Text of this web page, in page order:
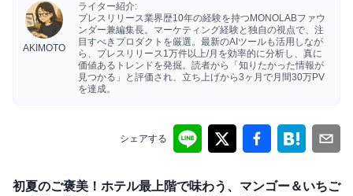
AKIMOTO
ライター紹介:
プレスリリース業界歴10年の経験を持つMONOLABファウ
ンダー兼編集長。マーケティング経験と独自の視点で、注
目すべきプロダクトを厳選。最新のAIツールも活用しなが
ら、プレスリリース1万件以上/月を効率的に分析し、真に
価値あるトレンドを発掘。読者から「知りたかった情報が
見つかる」と評価され、立ち上げから3ヶ月で月間30万PV
を達成。
シェアする
初夏のご褒美！ホテル最上階で味わう、マンゴー＆いちご